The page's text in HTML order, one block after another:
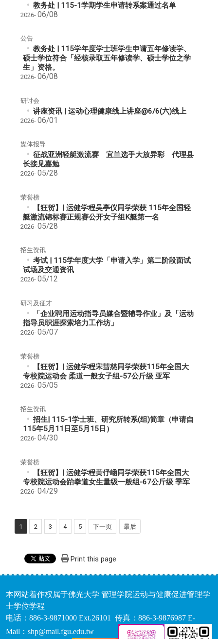
教务处 | 115-1学期学生申请转系案通过名单
2026- 06/08
公告
教务处 | 115学年度学士班学生申请五年修读学、
硕士学位符合「经核录取五年修读学、硕士学位之学
生」资格。
2026- 06/08
研讨会
讲座资讯 | 运动心理健康线上讲座@6/6(六)线上
2026- 06/01
媒体报导
征战亚洲轻艇激流赛 宜兰选手大放异彩 代理县
长接见嘉勉
2026- 05/28
荣誉榜
【狂贺】| 运健学程吴亭仪同学荣获 115年全国轻
艇激流锦标赛正规赛公开女子组K艇第一名
2026- 05/28
招生资讯
考试 | 115学年度大学「申请入学」第二阶段面试
试场及交通资讯
2026- 05/12
研习及征才
「企业聘用运动指导员媒合暨辅导作业」及「运动
指导员职涯探索培力工作坊」
2026- 05/07
荣誉榜
【狂贺】| 运健学程宋彗慈同学荣获115年全国大
专校院运动会 柔道一般女子组-57公斤级 亚军
2026- 05/05
招生资讯
招生| 115-1学士班、研究所转系(组)简章（申请自
115年5月11日至5月15日）
2026- 04/30
荣誉榜
【狂贺】| 运健学程黄伃崡同学荣获115年全国大
专校院运动会跆拳道女生量级一般组-67公斤级 季军
2026- 04/29
1 2 3 4 5 下一页 最后
Print this page
本网站着作权属于佛光大学 管理学院运动与健康促进管理学
士学位学程
电话：886-3-9871000 Ext.26101 传真：886-3-9876987 E-
Mail：shp@mail.fgu.edu.tw